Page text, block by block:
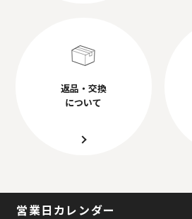
返品・交換
について
営業日カレンダー